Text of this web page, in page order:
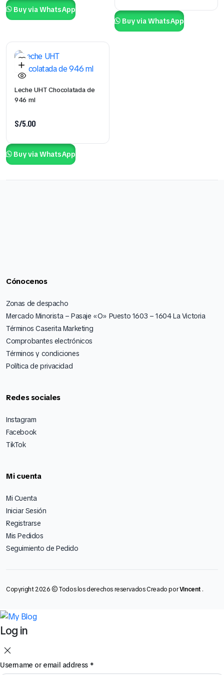
Buy via WhatsApp
Buy via WhatsApp
Leche UHT Chocolatada de
946 ml
S/5.00
Buy via WhatsApp
Cónocenos
Zonas de despacho
Mercado Minorista – Pasaje «O» Puesto 1603 – 1604 La Victoria
Términos Caserita Marketing
Comprobantes electrónicos
Términos y condiciones
Política de privacidad
Redes sociales
Instagram
Facebook
TikTok
Mi cuenta
Mi Cuenta
Iniciar Sesión
Registrarse
Mis Pedidos
Seguimiento de Pedido
Copyright 2026 © Todos los derechos reservados Creado porVincent .
Log in
Username or email address *